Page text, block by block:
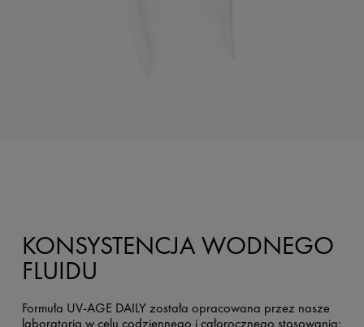
KONSYSTENCJA WODNEGO
FLUIDU
Formuła UV-AGE DAILY została opracowana przez nasze